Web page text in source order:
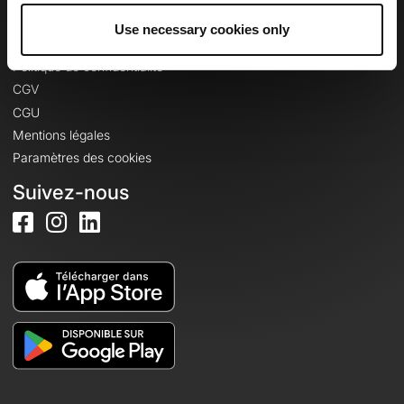
Use necessary cookies only
Informations légales
Politique de confidentialité
CGV
CGU
Mentions légales
Paramètres des cookies
Suivez-nous